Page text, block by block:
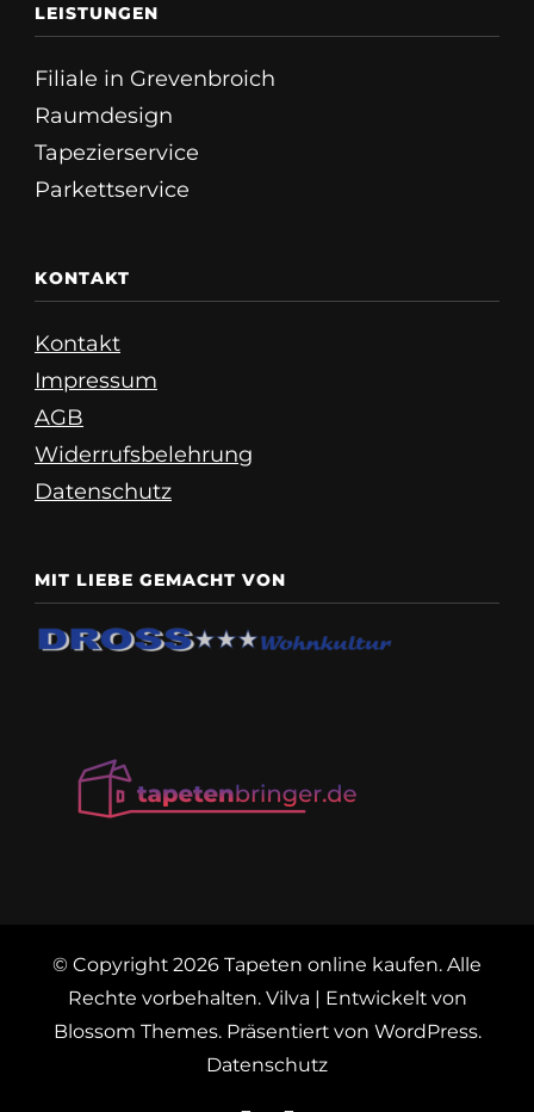
LEISTUNGEN
Filiale in Grevenbroich
Raumdesign
Tapezierservice
Parkettservice
KONTAKT
Kontakt
Impressum
AGB
Widerrufsbelehrung
Datenschutz
MIT LIEBE GEMACHT VON
© Copyright 2026 Tapeten online kaufen. Alle
Rechte vorbehalten.Vilva | Entwickelt von
Blossom Themes. Präsentiert von WordPress.
Datenschutz